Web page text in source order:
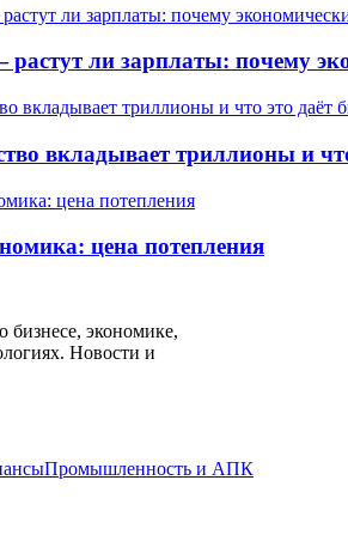
ли зарплаты: почему
вкладывает триллионы и
цена потепления
бизнесе, экономике,
Новости и
Промышленность и АПК